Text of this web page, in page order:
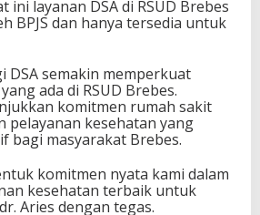
ini layanan DSA di RSUD Brebes
BPJS dan hanya tersedia untuk
DSA semakin memperkuat
ada di RSUD Brebes.
komitmen rumah sakit
pelayanan kesehatan yang
bagi masyarakat Brebes.
komitmen nyata kami dalam
kesehatan terbaik untuk
Aries dengan tegas.